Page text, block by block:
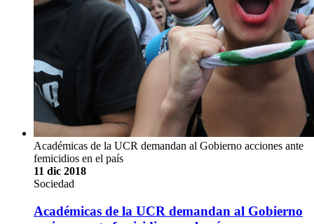
Académicas de la UCR demandan al Gobierno acciones ante
femicidios en el país
11 dic 2018
Sociedad
Académicas de la UCR demandan al Gobierno